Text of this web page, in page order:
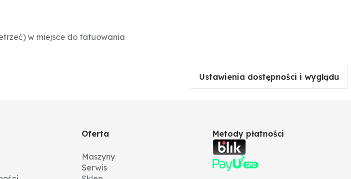
w miejsce do tatuowania
Ustawienia dostępności i wyglądu
Oferta
Maszyny
Serwis
Metody płatności